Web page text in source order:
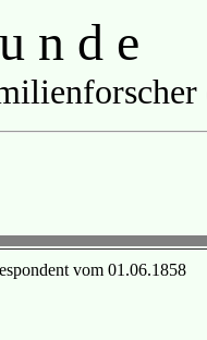
n d e
vom 01.06.1858